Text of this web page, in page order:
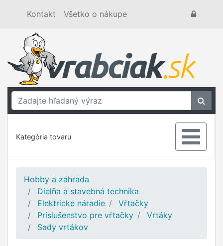
Kontakt Všetko o nákupe
Kategória tovaru
Hobby a záhrada
Dielňa a stavebná technika
Elektrické náradie
Vŕtačky
Príslušenstvo pre vŕtačky
Vrtáky
Sady vrtákov